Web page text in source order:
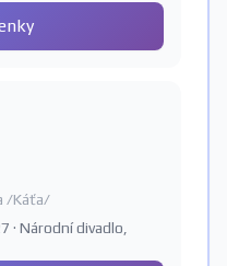
/Káťa/
· Národní divadlo,